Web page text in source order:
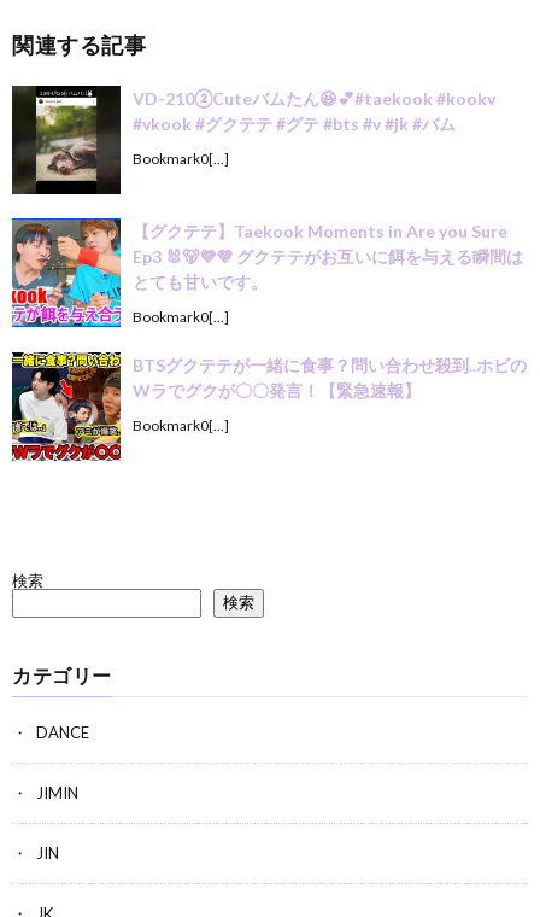
関連する記事
VD-210②Cuteバムたん😆💕#taekook #kookv
#vkook #グクテテ #グテ #bts #v #jk #バム
Bookmark0[…]
【グクテテ】Taekook Moments in Are you Sure
Ep3 🐰🐻💜💜 グクテテがお互いに餌を与える瞬間は
とても甘いです。
Bookmark0[…]
BTSグクテテが一緒に食事？問い合わせ殺到..ホビの
Wラでグクが〇〇発言！【緊急速報】
Bookmark0[…]
検索
検索
カテゴリー
DANCE
JIMIN
JIN
JK